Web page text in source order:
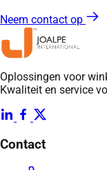
Neem contact op
Oplossingen voor
Kwaliteit en service
Contact